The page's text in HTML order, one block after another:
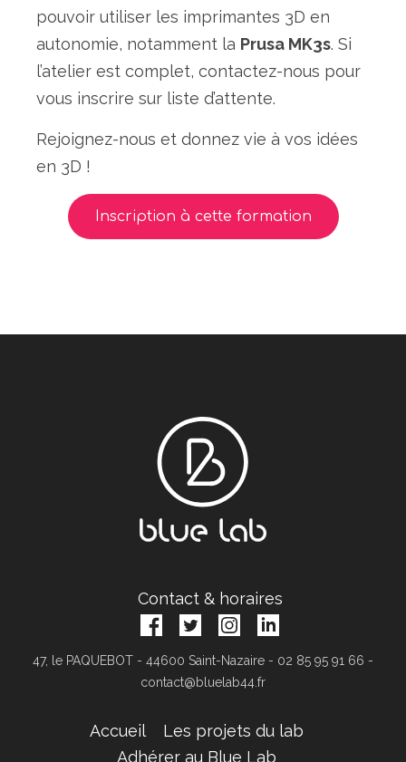
pouvoir utiliser les imprimantes 3D en
autonomie, notamment la Prusa MK3s. Si
l’atelier est complet, contactez-nous pour
vous inscrire sur liste d’attente.
Rejoignez-nous et donnez vie à vos idées
en 3D !
Inscription à cette formation
Accueil
Les projets du lab
Adhérer au Blue Lab
Contact & horaires
47, le PAQUEBOT - 44600 Saint-Nazaire - 02 85 95 91 66 -
contact@bluelab44.fr